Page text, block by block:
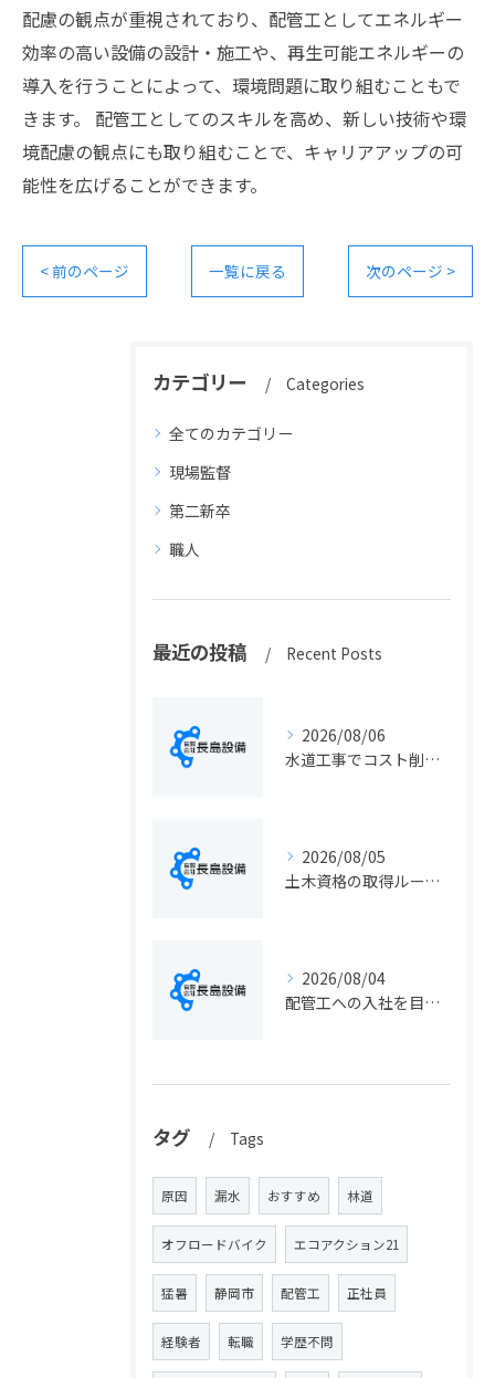
配慮の観点が重視されており、配管工としてエネルギー
効率の高い設備の設計・施工や、再生可能エネルギーの
導入を行うことによって、環境問題に取り組むこともで
きます。 配管工としてのスキルを高め、新しい技術や環
境配慮の観点にも取り組むことで、キャリアアップの可
能性を広げることができます。
< 前のページ 一覧に戻る 次のページ >
カテゴリー Categories
全てのカテゴリー
現場監督
第二新卒
職人
最近の投稿 Recent Posts
2026/08/06
水道工事でコスト削減を実現する静岡県静岡市の手続きと費用見直しポイント
2026/08/05
土木資格の取得ルートや静岡県静岡市でのキャリアアップ戦略を現実的に解説
2026/08/04
配管工への入社を目指す方へ静岡県静岡市で仕事選びと成長のステップ徹底ガイド
タグ Tags
原因 漏水 おすすめ 林道
オフロードバイク エコアクション21
猛暑 静岡市 配管工 正社員
経験者 転職 学歴不問